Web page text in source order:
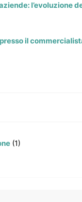
l’evoluzione
il
(1)